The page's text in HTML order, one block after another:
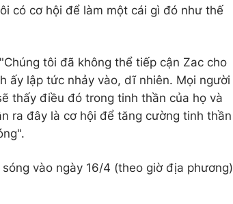
có cơ hội để làm một cái gì đó như thế
tôi đã không thể tiếp cận Zac cho
ấy lập tức nhảy vào, dĩ nhiên. Mọi người
thấy điều đó trong tinh thần của họ và
ra đây là cơ hội để tăng cường tinh thần
vào ngày 16/4 (theo giờ địa phương)